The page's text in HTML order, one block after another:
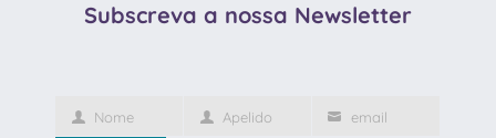
Subscreva a nossa Newsletter
Primeiro
Nome
Último
Apelido email